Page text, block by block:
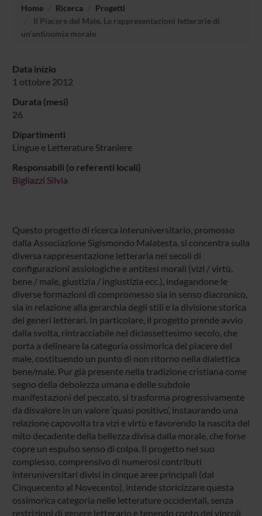
Home Ricerca
Progetti
Il Piacere del Male. Le rappresentazioni letterarie di
un’antinomia morale
Data inizio
1 ottobre 2012
Durata (mesi)
26
Dipartimenti
Lingue e Letterature Straniere
Responsabili (o referenti locali)
Bigliazzi Silvia
Questo progetto di ricerca interuniversitario, promosso
dalla Associazione Sigismondo Malatesta, si concentra sulla
diversa rappresentazione letteraria nei secoli di
configurazioni assiologiche e antitesi morali (vizi / virtù,
bene / male, giustizia / ingiustizia ecc.), indagandone le
diverse formazioni di compromesso sia in senso diacronico,
sia in relazione alla gerarchia degli stili e la divisione storica
dei generi letterari. In particolare, il progetto prende avvio
dalla svolta, rintracciabile nel diciassettesimo secolo, che
porta a delineare la categoria ossimorica del piacere del
male, costituendo un punto di non ritorno nella dialettica
bene/male. Pur già presente nella tradizione cristiana come
segno della debolezza umana e delle subdole
manifestazioni del peccato, si trasforma progressivamente
da disvalore in un valore ‘quasi positivo’, instaurando una
relazione capovolta tra vizi e virtù e favorendo la nascita del
mito decadente della bellezza divisa dalla morale, che forse
copre un espulso senso di colpa. Il progetto nel suo
complesso, comprensivo di numerosi contributi
interuniversitari divisi in cinque aree principali (dal
Cinquecento al Novecento), intende storicizzare questa
ossimorica categoria nelle letterature occidentali, senza
restrizioni di genere letterario e tenendo conto dei vincoli